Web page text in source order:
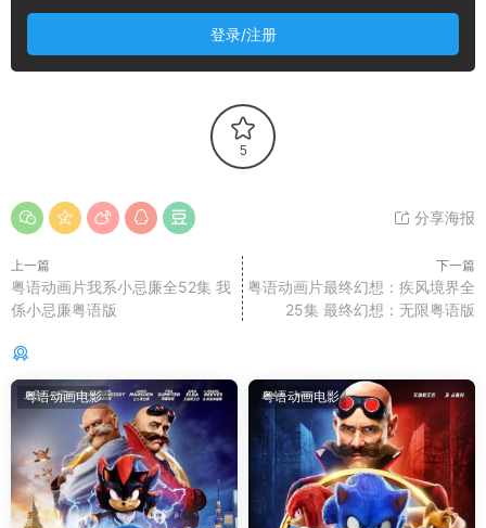
登录/注册
5
分享海报
上一篇
粤语动画片我系小忌廉全52集 我
係小忌廉粤语版
下一篇
粤语动画片最终幻想：疾风境界全
25集 最终幻想：无限粤语版
粤语动画电影 粤语动画电影